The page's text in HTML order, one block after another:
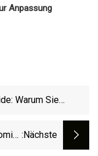
Anpassung
Warum Sie
:nächste